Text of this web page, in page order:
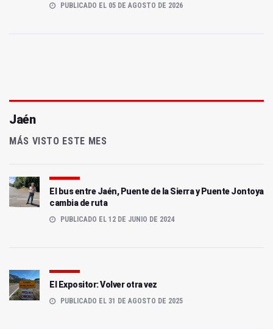
PUBLICADO EL 05 DE AGOSTO DE 2026
Jaén
MÁS VISTO ESTE MES
El bus entre Jaén, Puente de la Sierra y Puente Jontoya
cambia de ruta
PUBLICADO EL 12 DE JUNIO DE 2024
El Expositor: Volver otra vez
PUBLICADO EL 31 DE AGOSTO DE 2025